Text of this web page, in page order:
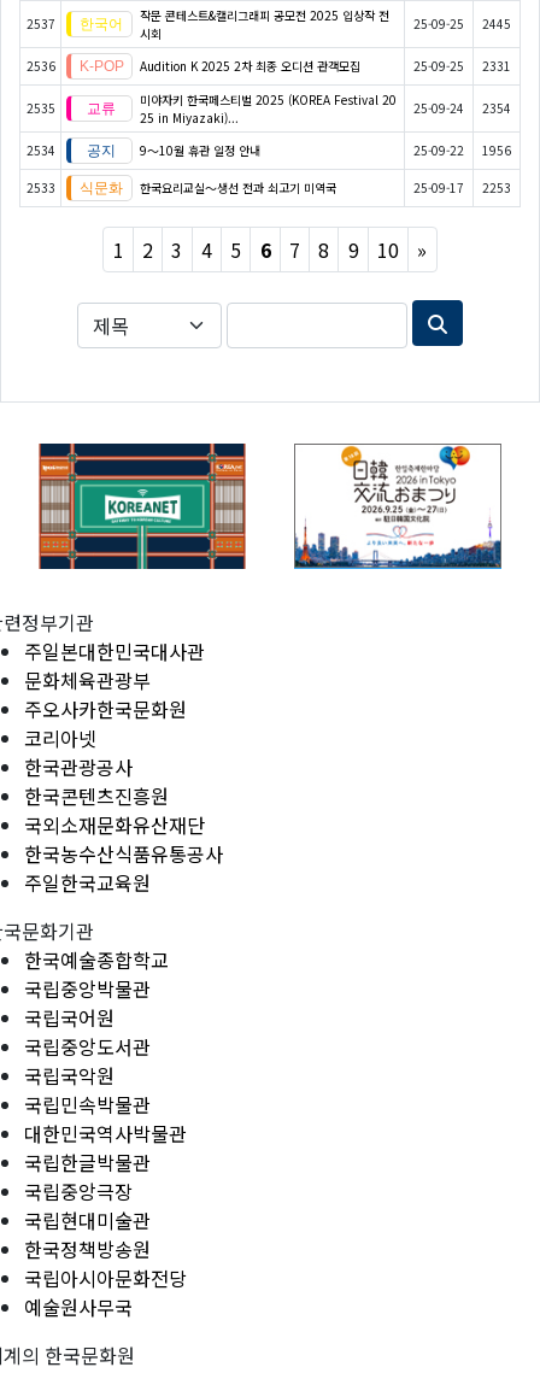
2537
작문 콘테스트&캘리그래피 공모전 2025 입상작 전
시회
25-09-25 2445
2536 Audition K 2025 2차 최종 오디션 관객모집 25-09-25 2331
2535
미야자키 한국페스티벌 2025 (KOREA Festival 20
25 in Miyazaki)...
25-09-24 2354
2534 9～10월 휴관 일정 안내 25-09-22 1956
2533 한국요리교실〜생선 전과 쇠고기 미역국 25-09-17 2253
1 2 3 4 5 6 7 8 9 10 »
정부기관
주일본대한민국대사관
문화체육관광부
주오사카한국문화원
코리아넷
한국관광공사
한국콘텐츠진흥원
국외소재문화유산재단
한국농수산식품유통공사
주일한국교육원
문화기관
한국예술종합학교
국립중앙박물관
국립국어원
국립중앙도서관
국립국악원
국립민속박물관
대한민국역사박물관
국립한글박물관
국립중앙극장
국립현대미술관
한국정책방송원
국립아시아문화전당
예술원사무국
의 한국문화원